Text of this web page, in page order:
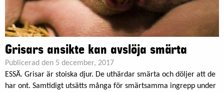
Grisars ansikte kan avslöja smärta
Publicerad den 5 december, 2017
ESSÄ. Grisar är stoiska djur. De uthärdar smärta och döljer att de
har ont. Samtidigt utsätts många för smärtsamma ingrepp under